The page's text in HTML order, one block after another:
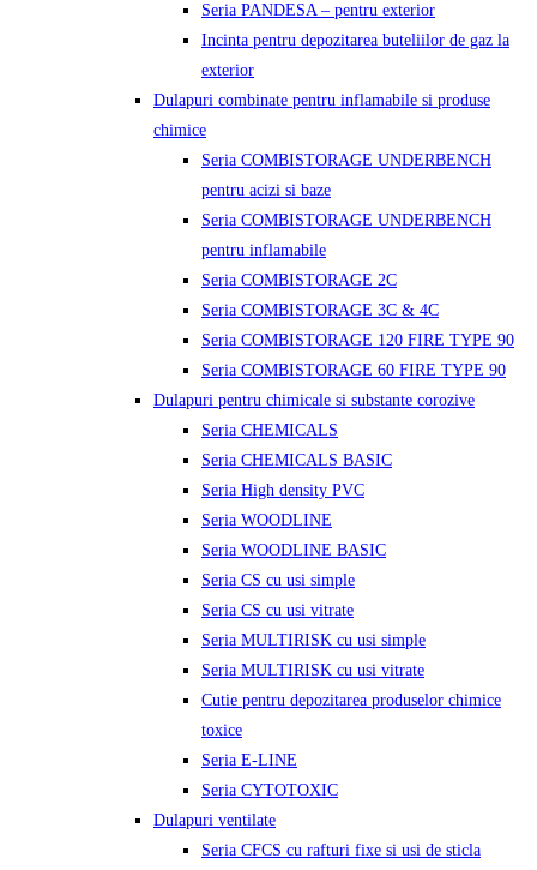
Seria PANDESA – pentru exterior
Incinta pentru depozitarea buteliilor de gaz la
exterior
Dulapuri combinate pentru inflamabile si produse
chimice
Seria COMBISTORAGE UNDERBENCH
pentru acizi si baze
Seria COMBISTORAGE UNDERBENCH
pentru inflamabile
Seria COMBISTORAGE 2C
Seria COMBISTORAGE 3C & 4C
Seria COMBISTORAGE 120 FIRE TYPE 90
Seria COMBISTORAGE 60 FIRE TYPE 90
Dulapuri pentru chimicale si substante corozive
Seria CHEMICALS
Seria CHEMICALS BASIC
Seria High density PVC
Seria WOODLINE
Seria WOODLINE BASIC
Seria CS cu usi simple
Seria CS cu usi vitrate
Seria MULTIRISK cu usi simple
Seria MULTIRISK cu usi vitrate
Cutie pentru depozitarea produselor chimice
toxice
Seria E-LINE
Seria CYTOTOXIC
Dulapuri ventilate
Seria CFCS cu rafturi fixe si usi de sticla